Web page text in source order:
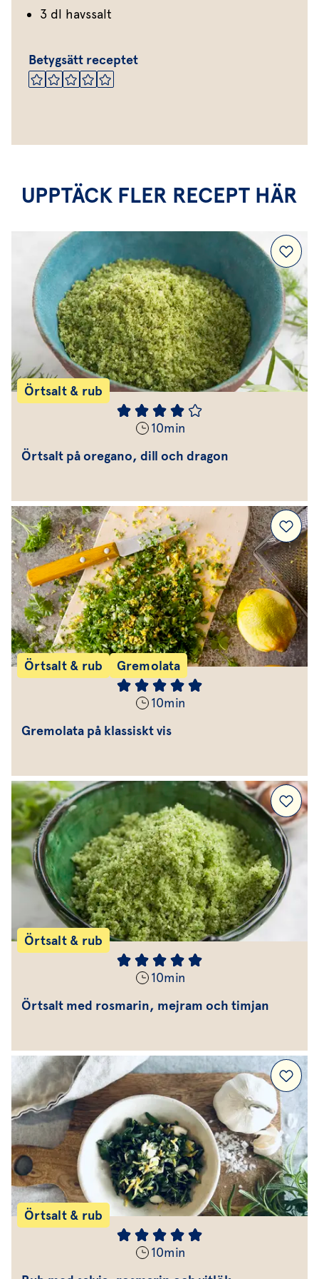
3 dl havssalt
Betygsätt receptet
UPPTÄCK FLER RECEPT HÄR
Örtsalt & rub
10min
Örtsalt på oregano, dill och dragon
Örtsalt & rub Gremolata
10min
Gremolata på klassiskt vis
Örtsalt & rub
10min
Örtsalt med rosmarin, mejram och timjan
Örtsalt & rub
10min